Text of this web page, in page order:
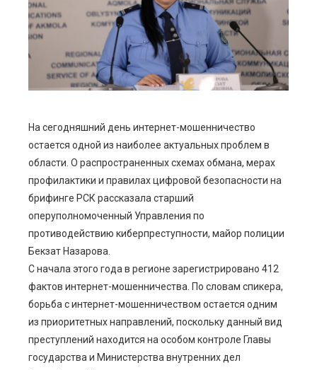
На сегодняшний день интернет-мошенничество
остается одной из наиболее актуальных проблем в
области. О распространенных схемах обмана, мерах
профилактики и правилах цифровой безопасности на
брифинге РСК рассказала старший
оперуполномоченный Управления по
противодействию киберпреступности, майор полиции
Бекзат Назарова.
С начала этого года в регионе зарегистрировано 412
фактов интернет-мошенничества. По словам спикера,
борьба с интернет-мошенничеством остается одним
из приоритетных направлений, поскольку данный вид
преступлений находится на особом контроле Главы
государства и Министерства внутренних дел